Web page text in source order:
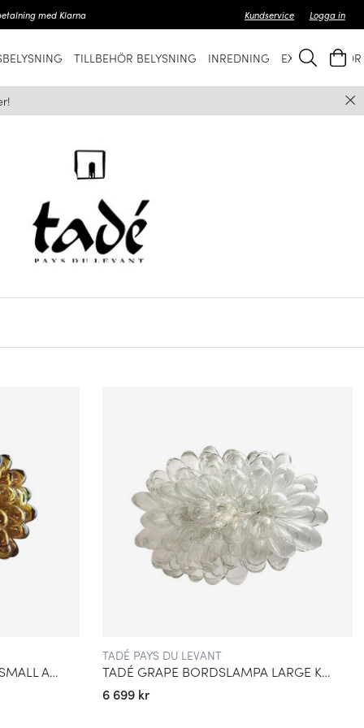
med Klarna Kundservice Logga in
TILLBEHÖR BELYSNING INREDNING EXKLUSIVT
TADÉ GRAPE BORDSLAMPA SMALL AMBER
TADÉ PAYS DU LEVANT
TADÉ GRAPE BORDSLAMPA LARGE KLAR
6 699 kr